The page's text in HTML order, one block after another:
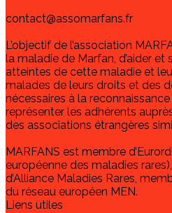
contact@assomarfans.fr
L’objectif de l’association
la maladie de Marfan, d’aider et
atteintes de cette maladie et
malades de leurs droits et des
nécessaires à la
représenter les adhérents
des associations étrangères
MARFANS est membre
européenne des maladies
d’Alliance Maladies Rares,
du réseau européen MEN.
Liens utiles